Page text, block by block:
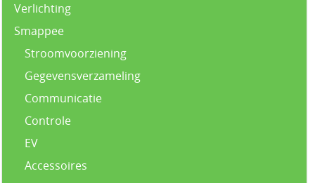
Verlichting
Smappee
Stroomvoorziening
Gegevensverzameling
Communicatie
Controle
EV
Accessoires